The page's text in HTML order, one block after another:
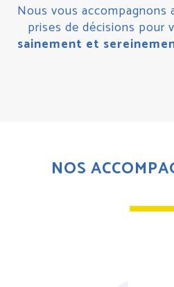
Nous vous accompagnons
prises de décisions pour
sainement et
NOS